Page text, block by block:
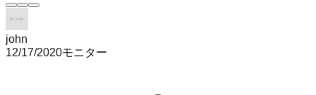
john
12/17/2020モニター